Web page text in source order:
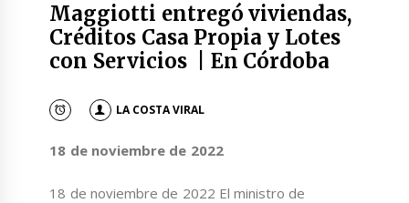
Maggiotti entregó viviendas,
Créditos Casa Propia y Lotes
con Servicios | En Córdoba
LA COSTA VIRAL
18 de noviembre de 2022
18 de noviembre de 2022 El ministro de